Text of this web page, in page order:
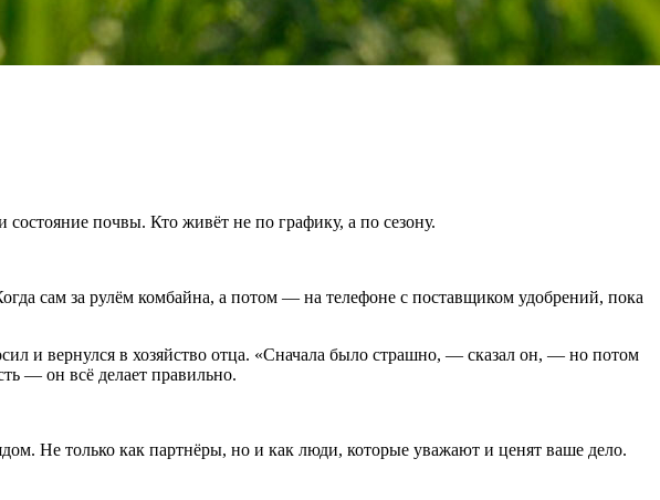
почвы. Кто живёт не по графику, а по сезону.
сам за рулём комбайна, а потом — на телефоне с поставщиком удобрений, пока
и вернулся в хозяйство отца. «Сначала было страшно, — сказал он, — но потом
— он всё делает правильно.
Не только как партнёры, но и как люди, которые уважают и ценят ваше дело.